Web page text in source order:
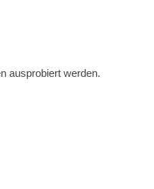
ausprobiert werden.